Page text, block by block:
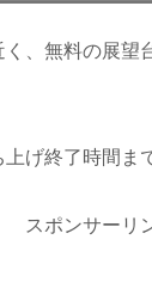
、無料の展望
げ終了時間ま
スポンサーリ